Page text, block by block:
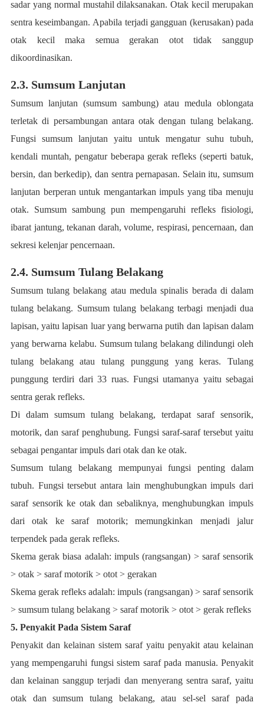
sadar yang normal mustahil dilaksanakan. Otak kecil merupakan
sentra keseimbangan. Apabila terjadi gangguan (kerusakan) pada
otak kecil maka semua gerakan otot tidak sanggup
dikoordinasikan.
2.3. Sumsum Lanjutan
Sumsum lanjutan (sumsum sambung) atau medula oblongata
terletak di persambungan antara otak dengan tulang belakang.
Fungsi sumsum lanjutan yaitu untuk mengatur suhu tubuh,
kendali muntah, pengatur beberapa gerak refleks (seperti batuk,
bersin, dan berkedip), dan sentra pernapasan. Selain itu, sumsum
lanjutan berperan untuk mengantarkan impuls yang tiba menuju
otak. Sumsum sambung pun mempengaruhi refleks fisiologi,
ibarat jantung, tekanan darah, volume, respirasi, pencernaan, dan
sekresi kelenjar pencernaan.
2.4. Sumsum Tulang Belakang
Sumsum tulang belakang atau medula spinalis berada di dalam
tulang belakang. Sumsum tulang belakang terbagi menjadi dua
lapisan, yaitu lapisan luar yang berwarna putih dan lapisan dalam
yang berwarna kelabu. Sumsum tulang belakang dilindungi oleh
tulang belakang atau tulang punggung yang keras. Tulang
punggung terdiri dari 33 ruas. Fungsi utamanya yaitu sebagai
sentra gerak refleks.
Di dalam sumsum tulang belakang, terdapat saraf sensorik,
motorik, dan saraf penghubung. Fungsi saraf-saraf tersebut yaitu
sebagai pengantar impuls dari otak dan ke otak.
Sumsum tulang belakang mempunyai fungsi penting dalam
tubuh. Fungsi tersebut antara lain menghubungkan impuls dari
saraf sensorik ke otak dan sebaliknya, menghubungkan impuls
dari otak ke saraf motorik; memungkinkan menjadi jalur
terpendek pada gerak refleks.
Skema gerak biasa adalah: impuls (rangsangan) > saraf sensorik
> otak > saraf motorik > otot > gerakan
Skema gerak refleks adalah: impuls (rangsangan) > saraf sensorik
> sumsum tulang belakang > saraf motorik > otot > gerak refleks
5. Penyakit Pada Sistem Saraf
Penyakit dan kelainan sistem saraf yaitu penyakit atau kelainan
yang mempengaruhi fungsi sistem saraf pada manusia. Penyakit
dan kelainan sanggup terjadi dan menyerang sentra saraf, yaitu
otak dan sumsum tulang belakang, atau sel-sel saraf pada